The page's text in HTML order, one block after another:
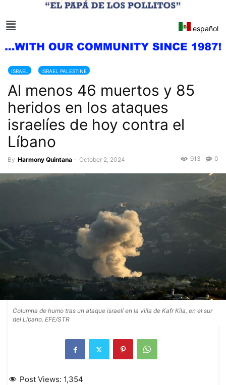
español
ISRAEL ISRAEL PALESTINE
Al menos 46 muertos y 85
heridos en los ataques
israelíes de hoy contra el
Líbano
By Harmony Quintana - October 2, 2024 0
913
Columna de humo tras un ataque israelí en la villa de Kafr Kila, en el sur
del Líbano. EFE/STR
Post Views: 1,354